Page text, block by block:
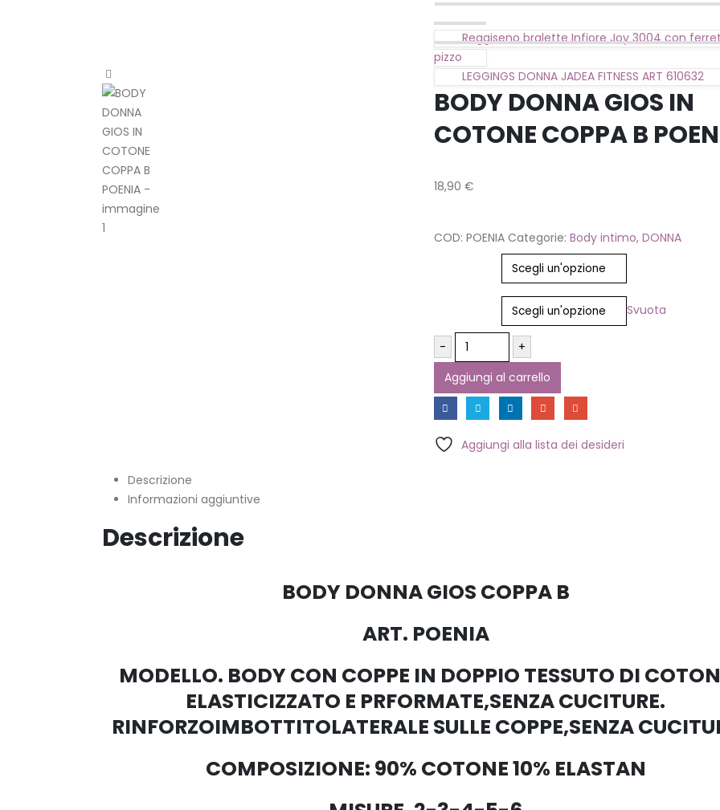
Reggiseno bralette Infiore Joy 3004 con
pizzo
LEGGINGS DONNA JADEA FITNESS ART 610632
BODY DONNA GIOS IN
COTONE COPPA B
18,90 €
COD: POENIA Categorie: Body intimo, DONNA
Svuota
-
+
Aggiungi al carrello
Aggiungi alla lista dei desideri
Descrizione
Informazioni aggiuntive
Descrizione
BODY DONNA GIOS COPPA B
ART. POENIA
MODELLO. BODY CON COPPE IN DOPPIO TESSUTO DI
ELASTICIZZATO E PRFORMATE,SENZA CUCITURE.
RINFORZOIMBOTTITOLATERALE SULLE COPPE,SENZA
COMPOSIZIONE: 90% COTONE 10% ELASTAN